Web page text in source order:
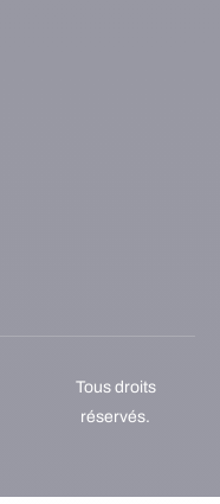
Tous droits
réservés.